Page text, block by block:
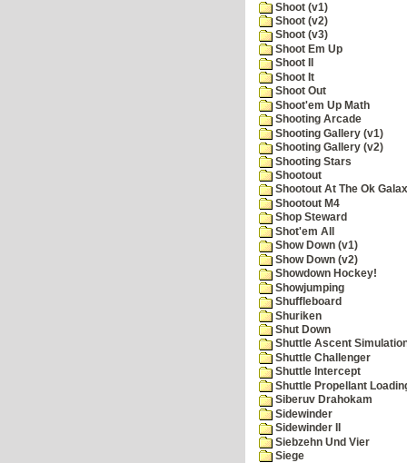
Shoot (v1)
Shoot (v2)
Shoot (v3)
Shoot Em Up
Shoot II
Shoot It
Shoot Out
Shoot'em Up Math
Shooting Arcade
Shooting Gallery (v1)
Shooting Gallery (v2)
Shooting Stars
Shootout
Shootout At The Ok
Shootout M4
Shop Steward
Shot'em All
Show Down (v1)
Show Down (v2)
Showdown Hockey!
Showjumping
Shuffleboard
Shuriken
Shut Down
Shuttle Ascent
Shuttle Challenger
Shuttle Intercept
Shuttle Propellant
Siberuv Drahokam
Sidewinder
Sidewinder II
Siebzehn Und Vier
Siege